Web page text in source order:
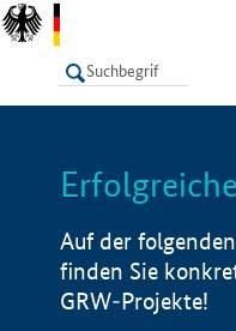
LISTE
Auf der
finden Sie
GRW-Projekte!